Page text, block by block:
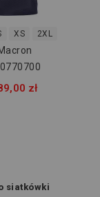
XS 2XL
zł
siatkówki